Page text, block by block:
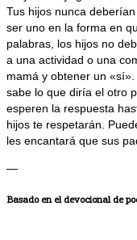
Tus hijos nunca
ser uno en la forma en
palabras, los hijos no
a una actividad o una
mamá y obtener un
sabe lo que diría el otro
esperen la respuesta
hijos te respetarán.
les encantará que sus
—
Basado en el devocional de